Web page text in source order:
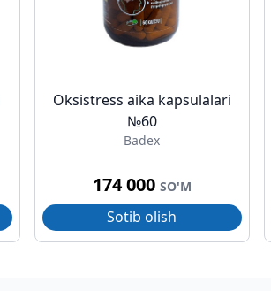
Oksistress aika kapsulalari
№60
Badex
174 000 SO'M
Sotib olish